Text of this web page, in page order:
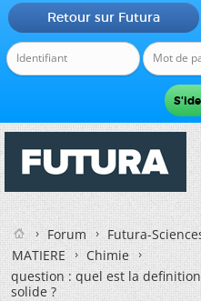
Retour sur Futura
Forum
Futura-
MATIERE
Chimie
question : quel est la
solide ?